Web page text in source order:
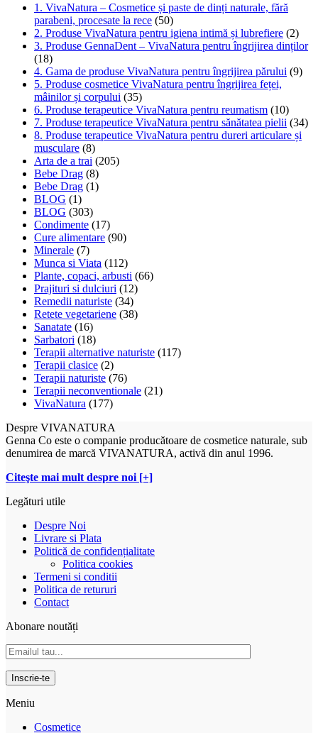
1. VivaNatura – Cosmetice și paste de dinți naturale, fără
parabeni, procesate la rece (50)
2. Produse VivaNatura pentru igiena intimă și lubrefiere (2)
3. Produse GennaDent – VivaNatura pentru îngrijirea dinților
(18)
4. Gama de produse VivaNatura pentru îngrijirea părului (9)
5. Produse cosmetice VivaNatura pentru îngrijirea feței,
mâinilor și corpului (35)
6. Produse terapeutice VivaNatura pentru reumatism (10)
7. Produse terapeutice VivaNatura pentru sănătatea pielii (34)
8. Produse terapeutice VivaNatura pentru dureri articulare și
musculare (8)
Arta de a trai (205)
Bebe Drag (8)
Bebe Drag (1)
BLOG (1)
BLOG (303)
Condimente (17)
Cure alimentare (90)
Minerale (7)
Munca si Viata (112)
Plante, copaci, arbusti (66)
Prajituri si dulciuri (12)
Remedii naturiste (34)
Retete vegetariene (38)
Sanatate (16)
Sarbatori (18)
Terapii alternative naturiste (117)
Terapii clasice (2)
Terapii naturiste (76)
Terapii neconventionale (21)
VivaNatura (177)
Despre VIVANATURA
Genna Co este o companie producătoare de cosmetice naturale, sub
denumirea de marcă VIVANATURA, activă din anul 1996.
Citeşte mai mult despre noi [+]
Legături utile
Despre Noi
Livrare si Plata
Politică de confidențialitate
Politica cookies
Termeni si conditii
Politica de retururi
Contact
Abonare noutăți
Meniu
Cosmetice